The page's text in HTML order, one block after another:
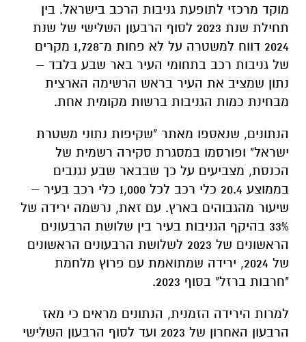
מוקד מרכזי לתופעת גניבות הרכב בישראל. בין
תחילת שנת 2023 לסוף הרבעון השלישי של שנת
2024 דווח למשטרה על לא פחות מ־1,728 מקרים
של גניבות רכב בתחומי העיר באר שבע בלבד –
נתון שמציב את העיר בראש הרשימה הארצית
מבחינת כמות הגניבות ברשות מקומית אחת.
הנתונים, שנאספו מאתר "שקיפות נתוני משטרת
ישראל" ופורסמו במסגרת סקירה רשמית של
הכנסת, מצביעים על כך שבבאר שבע נגנבים
בממוצע 20.4 כלי רכב לכל 1,000 כלי רכב בעיר –
שיעור מהגבוהים בארץ. עם זאת, נרשמה ירידה של
33% בהיקף הגניבות בעיר בין שלושת הרבעונים
הראשונים של 2023 לשלושת הרבעונים הראשונים
של 2024, ירידה שמתואמת עם פרוץ מלחמת
"חרבות ברזל" בסוף 2023.
למרות הירידה הזמנית, הנתונים מראים כי מאז
הרבעון האחרון של 2023 ועד לסוף הרבעון השלישי